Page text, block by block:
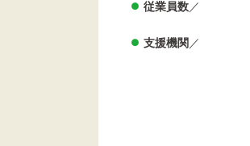
従業員数／
支援機関／